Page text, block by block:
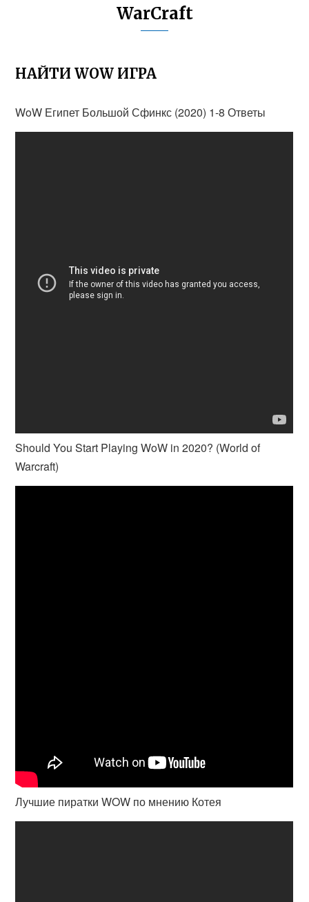
WarCraft
НАЙТИ WOW ИГРА
WoW Египет Большой Сфинкс (2020) 1-8 Ответы
Should You Start Playing WoW in 2020? (World of
Warcraft)
Лучшие пиратки WOW по мнению Котея